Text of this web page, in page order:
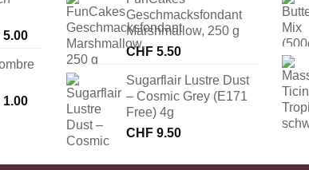
CHF 1.00.
5.00Aktueller
ist:
CHF 5.00.
1.00Aktueller
Geschmacksfondant
Marshmallow, 250 g
CHF 5.50
Sugarflair Lustre Dust
– Cosmic Grey (E171
Free) 4g
CHF 9.50